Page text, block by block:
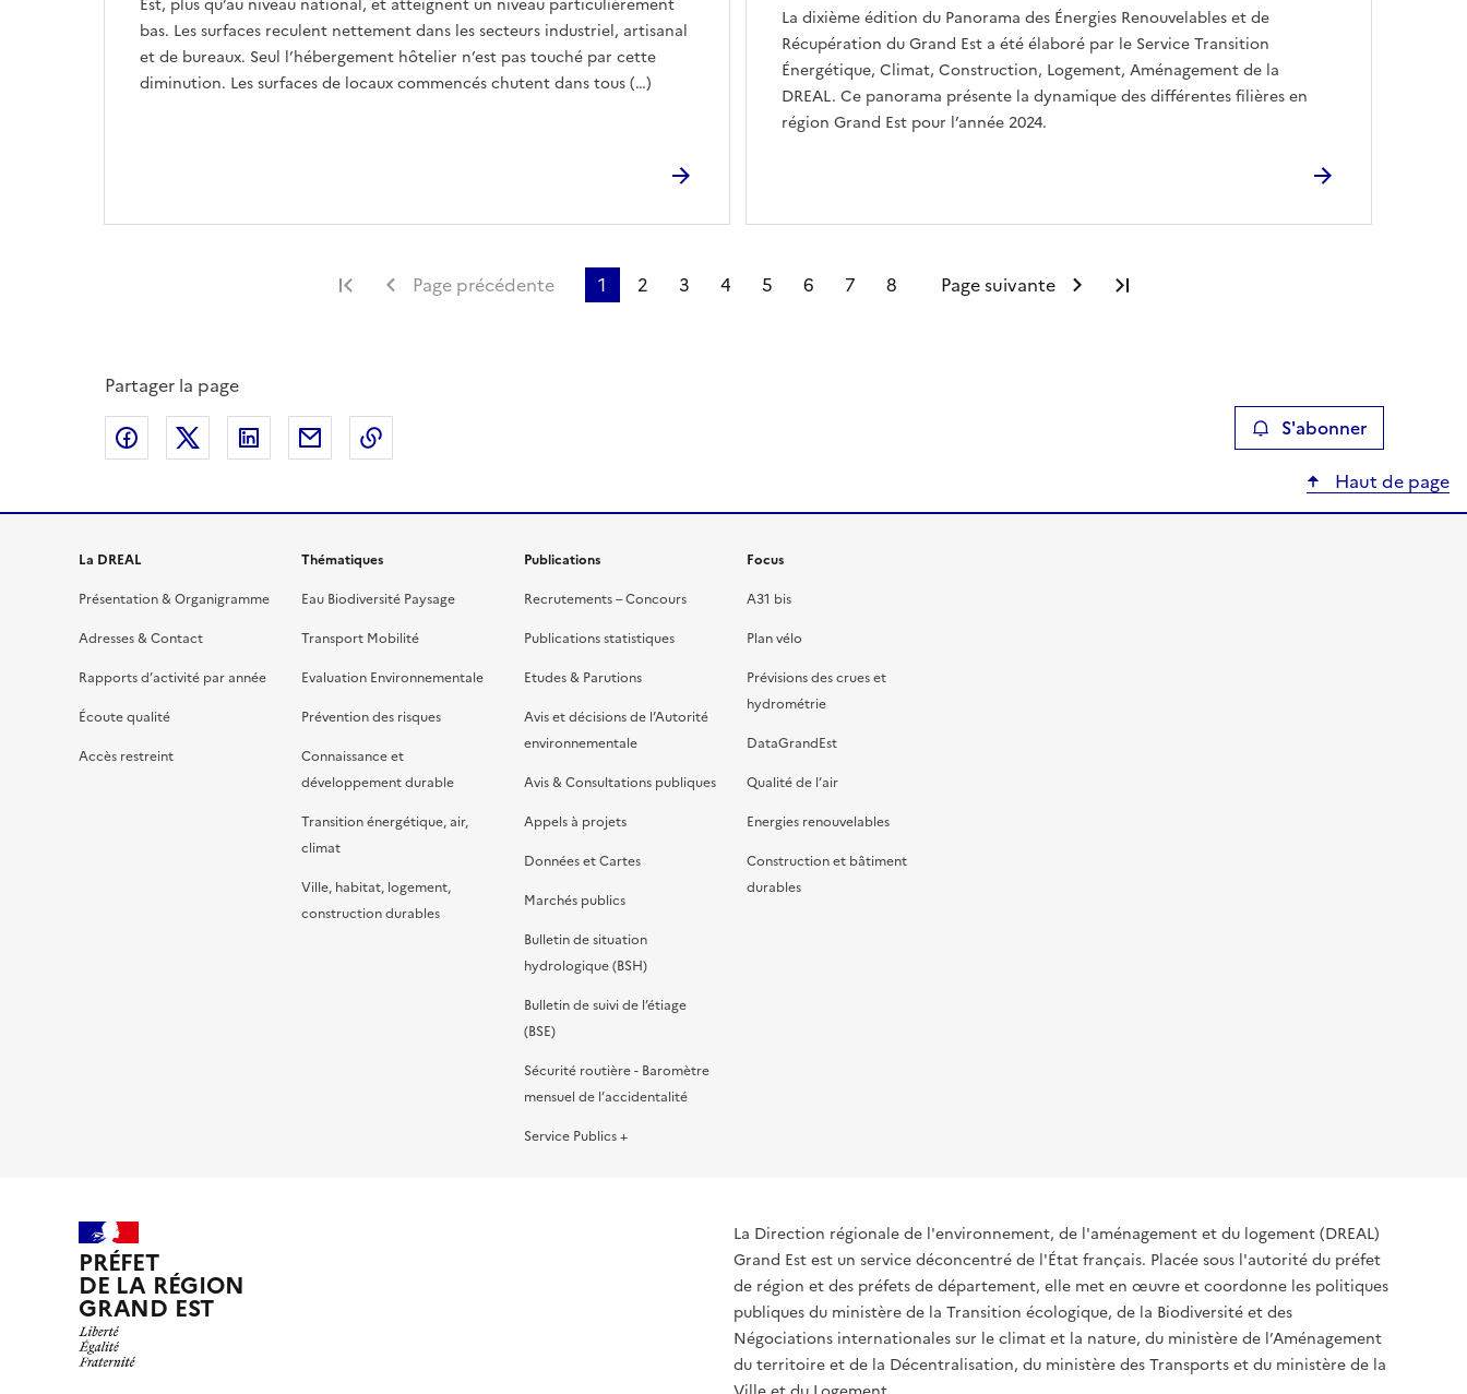
Est, plus qu’au niveau national, et atteignent un niveau particulièrement
bas. Les surfaces reculent nettement dans les secteurs industriel, artisanal
et de bureaux. Seul l’hébergement hôtelier n’est pas touché par cette
diminution. Les surfaces de locaux commencés chutent dans tous (…)
La dixième édition du Panorama des Énergies Renouvelables et de
Récupération du Grand Est a été élaboré par le Service Transition
Énergétique, Climat, Construction, Logement, Aménagement de la
DREAL. Ce panorama présente la dynamique des différentes filières en
région Grand Est pour l’année 2024.
Première page
Page précédente 1 2 3 4 5 6 7 8 Page suivante
Partager la page
Partager sur Facebook
Partager sur XPartager sur LinkedIn
Partager par email S'abonner
Haut de page
La DREAL
Présentation & Organigramme
Adresses & Contact
Rapports d’activité par année
Écoute qualité
Accès restreint
Thématiques
Eau Biodiversité Paysage
Transport Mobilité
Evaluation Environnementale
Prévention des risques
Connaissance et
développement durable
Transition énergétique, air,
climat
Ville, habitat, logement,
construction durables
Publications
Recrutements – Concours
Publications statistiques
Etudes & Parutions
Avis et décisions de l’Autorité
environnementale
Avis & Consultations publiques
Appels à projets
Données et Cartes
Marchés publics
Bulletin de situation
hydrologique (BSH)
Bulletin de suivi de l’étiage
(BSE)
Sécurité routière - Baromètre
mensuel de l’accidentalité
Service Publics +
Focus
A31 bis
Plan vélo
Prévisions des crues et
hydrométrie
DataGrandEst
Qualité de l’air
Energies renouvelables
Construction et bâtiment
durables
PRÉFET
DE LA RÉGION
GRAND EST
La Direction régionale de l'environnement, de l'aménagement et du logement (DREAL)
Grand Est est un service déconcentré de l'État français. Placée sous l'autorité du préfet
de région et des préfets de département, elle met en œuvre et coordonne les politiques
publiques du ministère de la Transition écologique, de la Biodiversité et des
Négociations internationales sur le climat et la nature, du ministère de l’Aménagement
du territoire et de la Décentralisation, du ministère des Transports et du ministère de la